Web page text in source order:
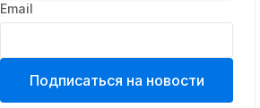
Email
Подписаться на новости